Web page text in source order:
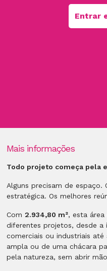
Entrar
Mais informações
Todo projeto começa pela
Alguns precisam de espaço.
estratégica. Os melhores
Com 2.934,80 m², esta
diferentes projetos, desde a
comerciais ou industriais
ampla ou de uma chácara
pela natureza, sem abrir